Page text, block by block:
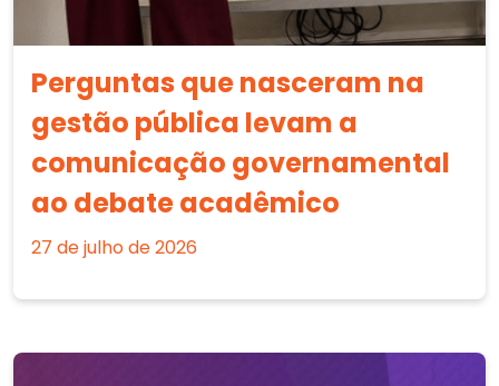
Perguntas que nasceram na
gestão pública levam a
comunicação governamental
ao debate acadêmico
27 de julho de 2026